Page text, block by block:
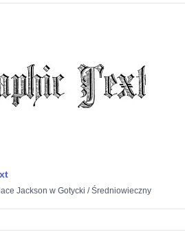
Jackson w Gotycki /Średniowieczny